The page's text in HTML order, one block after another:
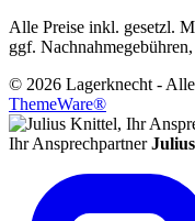
Alle Preise inkl. gesetzl.
ggf.
© 2026 Lagerknecht -
ThemeWare®
Ihr Ansprechpartner